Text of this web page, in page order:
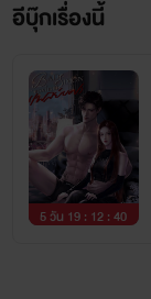
อีบุ๊กเรื่องนี้
5 วัน 19 : 12 : 39